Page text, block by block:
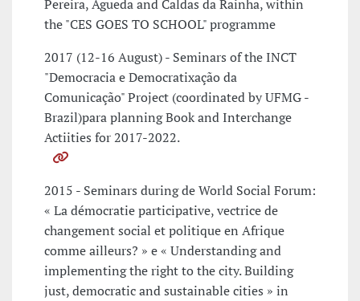
Pereira, Agueda and Caldas da Rainha, within
the "CES GOES TO SCHOOL" programme
2017 (12-16 August) - Seminars of the INCT
"Democracia e Democratixação da
Comunicação" Project (coordinated by UFMG -
Brazil)para planning Book and Interchange
Actiities for 2017-2022.
2015 - Seminars during de World Social Forum:
« La démocratie participative, vectrice de
changement social et politique en Afrique
comme ailleurs? » e « Understanding and
implementing the right to the city. Building
just, democratic and sustainable cities » in